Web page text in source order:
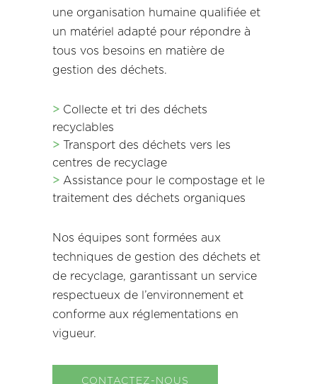
une organisation humaine qualifiée et
un matériel adapté pour répondre à
tous vos besoins en matière de
gestion des déchets.
> Collecte et tri des déchets
recyclables
> Transport des déchets vers les
centres de recyclage
> Assistance pour le compostage et le
traitement des déchets organiques
Nos équipes sont formées aux
techniques de gestion des déchets et
de recyclage, garantissant un service
respectueux de l’environnement et
conforme aux réglementations en
vigueur.
CONTACTEZ-NOUS